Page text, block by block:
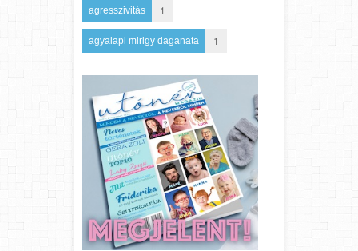
agresszivitás 1
agyalapi mirigy daganata 1